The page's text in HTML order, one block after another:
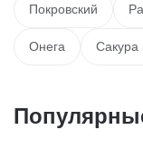
Покровский
Онега Сакура